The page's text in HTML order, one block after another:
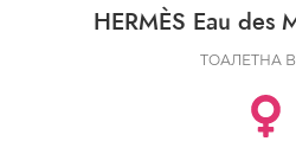
HERMÈS Eau des
ТОАЛЕТНА